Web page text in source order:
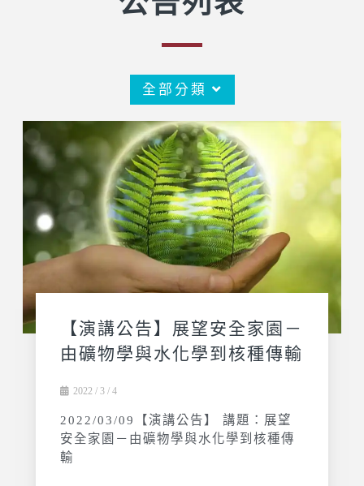
全部分類
【演講公告】展望安全家園－
由礦物學與水化學到核種傳輸
2022 / 3 / 4
2022/03/09【演講公告】 講題：展望
安全家園－由礦物學與水化學到核種傳
輸